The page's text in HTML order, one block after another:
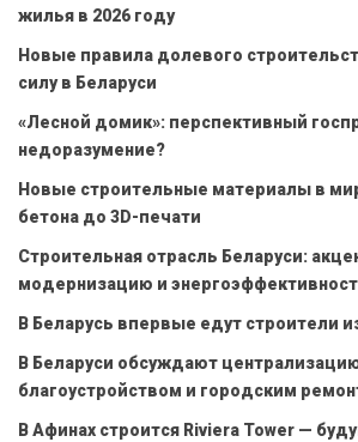
жилья в 2026 году
Новые правила долевого
силу в Беларуси
«Лесной домик»: перспективный
недоразумение?
Новые строительные материалы в
бетона до 3D-печати
Строительная отрасль Беларуси:
модернизацию и
В Беларусь впервые едут строители
В Беларуси обсуждают
благоустройством и городским
В Афинах строится Riviera Tower —